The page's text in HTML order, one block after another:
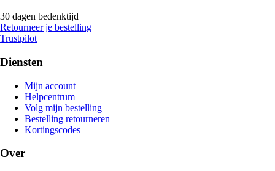
30 dagen bedenktijd
Retourneer je bestelling
Trustpilot
Diensten
Mijn account
Helpcentrum
Volg mijn bestelling
Bestelling retourneren
Kortingscodes
Over